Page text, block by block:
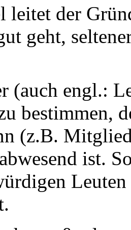
leitet der
geht,
(auch engl.:
bestimmen,
(z.B.
ist.